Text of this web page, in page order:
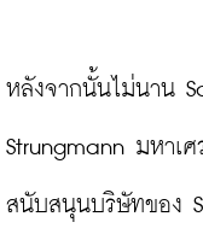
หลังจากนั้นไม่นาน
Strungmann มหาเศ
สนับสนุนบริษัทของ